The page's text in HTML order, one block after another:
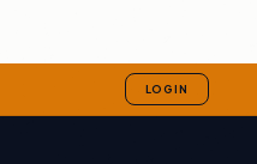
LOGIN